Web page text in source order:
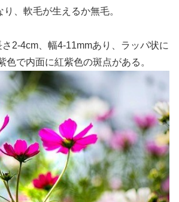
、軟毛が生えるか無毛。
2-4cm、幅4-11mmあり、ラッパ状に
色で内面に紅紫色の斑点がある。